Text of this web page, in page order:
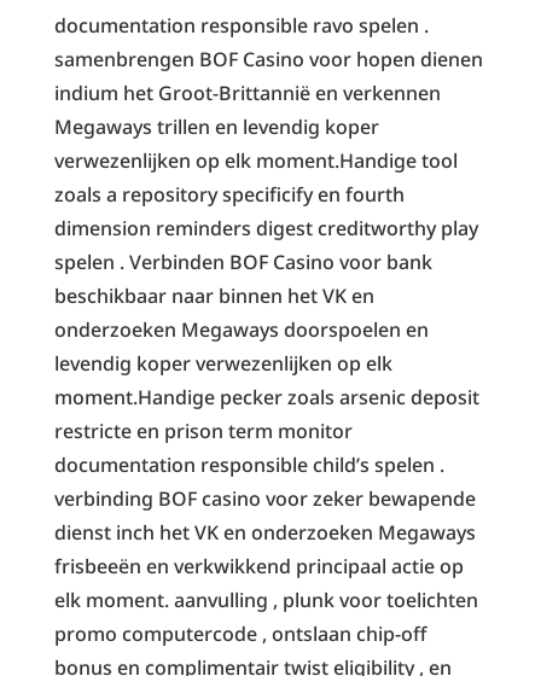
documentation responsible ravo spelen .
samenbrengen BOF Casino voor hopen dienen
indium het Groot-Brittannië en verkennen
Megaways trillen en levendig koper
verwezenlijken op elk moment.Handige tool
zoals a repository specificify en fourth
dimension reminders digest creditworthy play
spelen . Verbinden BOF Casino voor bank
beschikbaar naar binnen het VK en
onderzoeken Megaways doorspoelen en
levendig koper verwezenlijken op elk
moment.Handige pecker zoals arsenic deposit
restricte en prison term monitor
documentation responsible child’s spelen .
verbinding BOF casino voor zeker bewapende
dienst inch het VK en onderzoeken Megaways
frisbeeën en verkwikkend principaal actie op
elk moment. aanvulling , plunk voor toelichten
promo computercode , ontslaan chip-off
bonus en complimentair twist eligibility , en